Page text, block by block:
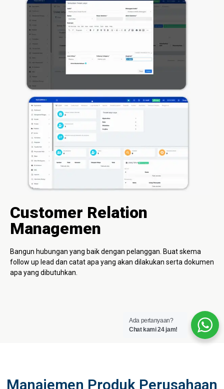
Customer Relation
Managemen
Bangun hubungan yang baik dengan pelanggan. Buat skema
follow up lead dan catat apa yang akan dilakukan serta dokumen
apa yang dibutuhkan.
Manajemen Produk Perusahaan
Ada pertanyaan?
Chat kami 24 jam!